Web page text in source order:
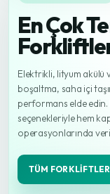
En Çok
Elektrikli, lityum akülü
boşaltma, saha içi
performans elde
seçenekleriyle hem
operasyonlarında
TÜM